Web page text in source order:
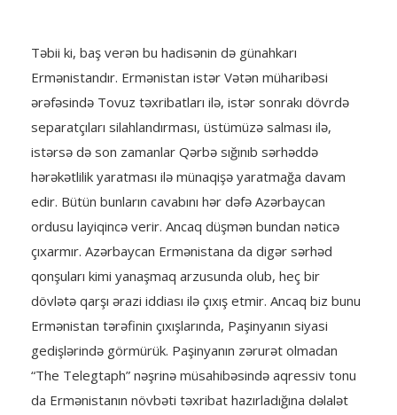
Təbii ki, baş verən bu hadisənin də günahkarı
Ermənistandır. Ermənistan istər Vətən müharibəsi
ərəfəsində Tovuz təxribatları ilə, istər sonrakı dövrdə
separatçıları silahlandırması, üstümüzə salması ilə,
istərsə də son zamanlar Qərbə sığınıb sərhəddə
hərəkətlilik yaratması ilə münaqişə yaratmağa davam
edir. Bütün bunların cavabını hər dəfə Azərbaycan
ordusu layiqincə verir. Ancaq düşmən bundan nəticə
çıxarmır. Azərbaycan Ermənistana da digər sərhəd
qonşuları kimi yanaşmaq arzusunda olub, heç bir
dövlətə qarşı ərazi iddiası ilə çıxış etmir. Ancaq biz bunu
Ermənistan tərəfinin çıxışlarında, Paşinyanın siyasi
gedişlərində görmürük. Paşinyanın zərurət olmadan
“The Telegtaph” nəşrinə müsahibəsində aqressiv tonu
da Ermənistanın növbəti təxribat hazırladığına dəlalət